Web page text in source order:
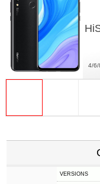
4/6/
VERSIONS